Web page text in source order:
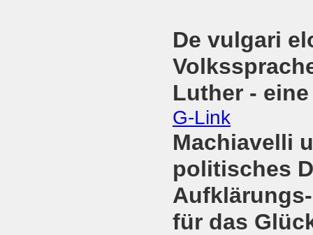
De vulgari
Luther -
G-Link
Machiavelli
politisches
für das